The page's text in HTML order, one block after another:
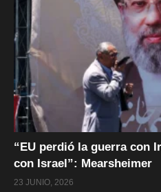
“EU perdió la guerra con
con Israel”: Mearsheimer
23 JUNIO, 2026